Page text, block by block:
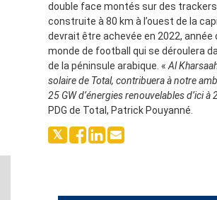
double face montés sur des
construite à 80 km à l’ouest de la
devrait être achevée en 2022, année
monde de football qui se déroulera
de la péninsule arabique. « Al
solaire de Total, contribuera à notre
25 GW d’énergies renouvelables d’ici à
PDG de Total, Patrick Pouyanné.